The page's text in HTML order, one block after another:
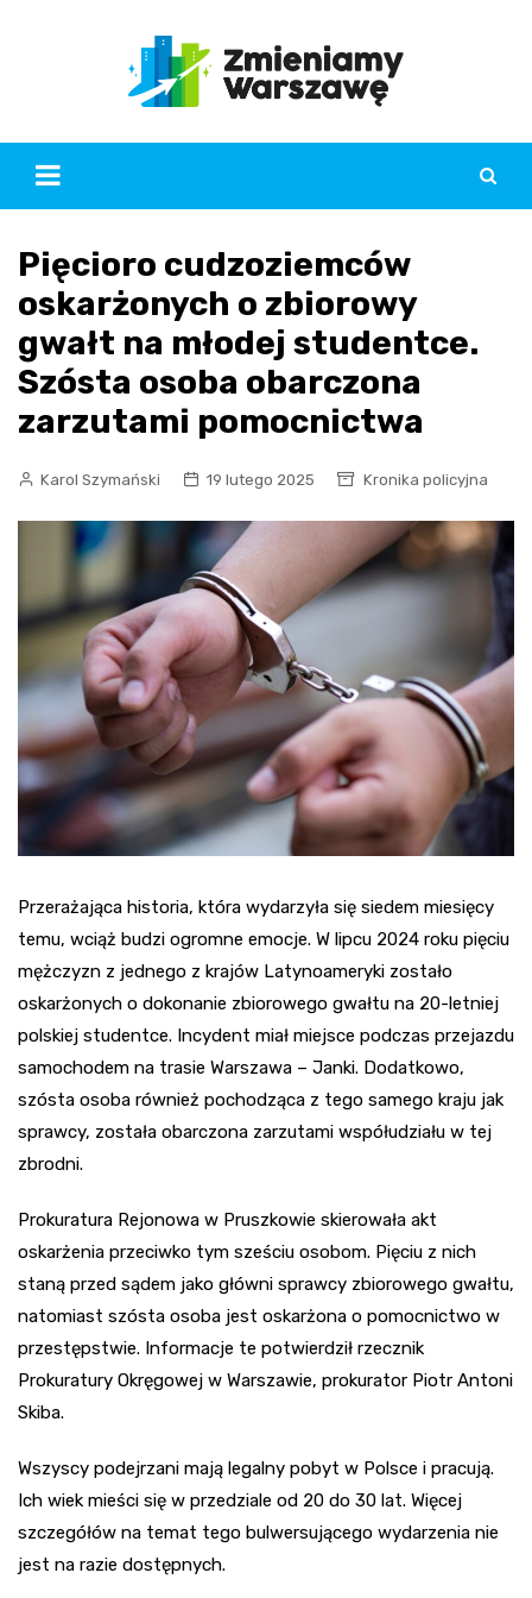
Pięcioro cudzoziemców
oskarżonych o zbiorowy
gwałt na młodej studentce.
Szósta osoba obarczona
zarzutami pomocnictwa
Karol Szymański 19 lutego 2025 Kronika policyjna
Przerażająca historia, która wydarzyła się siedem miesięcy
temu, wciąż budzi ogromne emocje. W lipcu 2024 roku pięciu
mężczyzn z jednego z krajów Latynoameryki zostało
oskarżonych o dokonanie zbiorowego gwałtu na 20-letniej
polskiej studentce. Incydent miał miejsce podczas przejazdu
samochodem na trasie Warszawa – Janki. Dodatkowo,
szósta osoba również pochodząca z tego samego kraju jak
sprawcy, została obarczona zarzutami współudziału w tej
zbrodni.
Prokuratura Rejonowa w Pruszkowie skierowała akt
oskarżenia przeciwko tym sześciu osobom. Pięciu z nich
staną przed sądem jako główni sprawcy zbiorowego gwałtu,
natomiast szósta osoba jest oskarżona o pomocnictwo w
przestępstwie. Informacje te potwierdził rzecznik
Prokuratury Okręgowej w Warszawie, prokurator Piotr Antoni
Skiba.
Wszyscy podejrzani mają legalny pobyt w Polsce i pracują.
Ich wiek mieści się w przedziale od 20 do 30 lat. Więcej
szczegółów na temat tego bulwersującego wydarzenia nie
jest na razie dostępnych.